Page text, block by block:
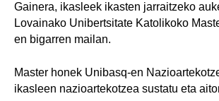
Gainera, ikasleek ikasten jarraitzeko
Lovainako Unibertsitate Katolikoko
en bigarren mailan.
Master honek Unibasq-en
ikasleen nazioartekotzea sustatu eta